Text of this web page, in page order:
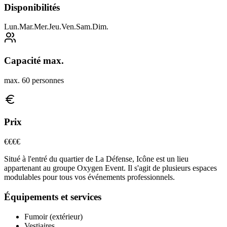
Disponibilités
Lun.Mar.Mer.Jeu.Ven.Sam.Dim.
Capacité max.
max. 60 personnes
Prix
€€€€
Situé à l'entré du quartier de La Défense, Icône est un lieu
appartenant au groupe Oxygen Event. Il s'agit de plusieurs espaces
modulables pour tous vos événements professionnels.
Équipements et services
Fumoir (extérieur)